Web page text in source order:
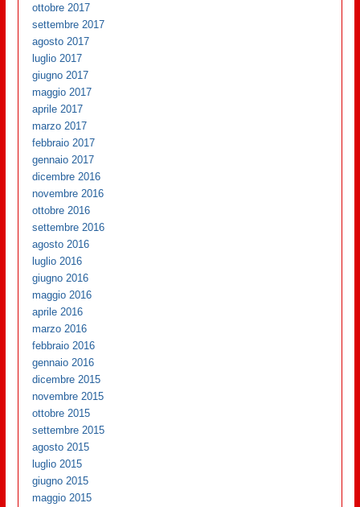
ottobre 2017
settembre 2017
agosto 2017
luglio 2017
giugno 2017
maggio 2017
aprile 2017
marzo 2017
febbraio 2017
gennaio 2017
dicembre 2016
novembre 2016
ottobre 2016
settembre 2016
agosto 2016
luglio 2016
giugno 2016
maggio 2016
aprile 2016
marzo 2016
febbraio 2016
gennaio 2016
dicembre 2015
novembre 2015
ottobre 2015
settembre 2015
agosto 2015
luglio 2015
giugno 2015
maggio 2015